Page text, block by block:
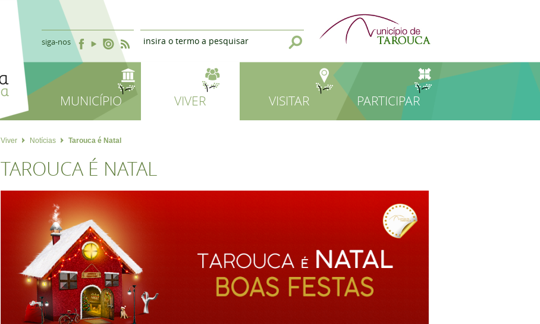
siga-nos
MUNICÍPIO VIVER VISITAR PARTICIPAR
Viver Notícias Tarouca é Natal
TAROUCA É NATAL